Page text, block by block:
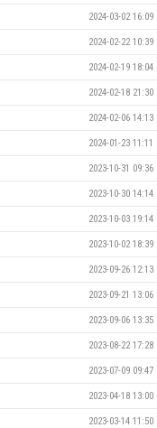
2024-03-02 16:09
2024-02-22 10:39
2024-02-19 18:04
2024-02-18 21:30
2024-02-06 14:13
2024-01-23 11:11
2023-10-31 09:36
2023-10-30 14:14
2023-10-03 19:14
2023-10-02 18:39
2023-09-26 12:13
2023-09-21 13:06
2023-09-06 13:35
2023-08-22 17:28
2023-07-09 09:47
2023-04-18 13:00
2023-03-14 11:50